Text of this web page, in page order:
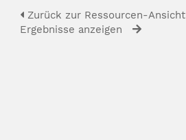
Zurück zur Ressourcen-Ansicht
Ergebnisse anzeigen